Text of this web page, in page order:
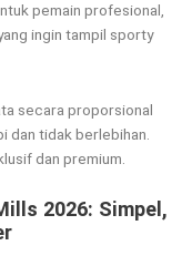
pemain profesional,
ingin tampil sporty
secara proporsional
dan tidak berlebihan.
dan premium.
2026: Simpel,